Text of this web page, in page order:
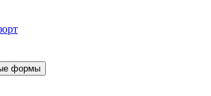
формы